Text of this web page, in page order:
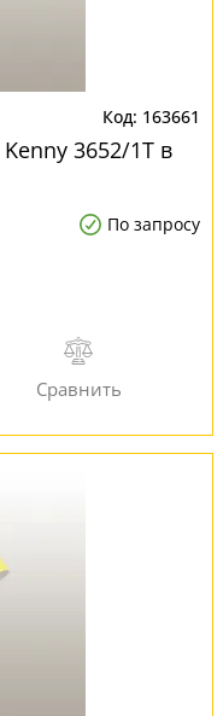
163661
3652/1T в
По запросу